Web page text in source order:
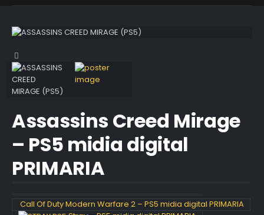
Assassins Creed Mirage
– PS5 midia digital
PRIMARIA
Call Of Duty Modern Warfare 2 – PS5 midia digital PRIMARIA